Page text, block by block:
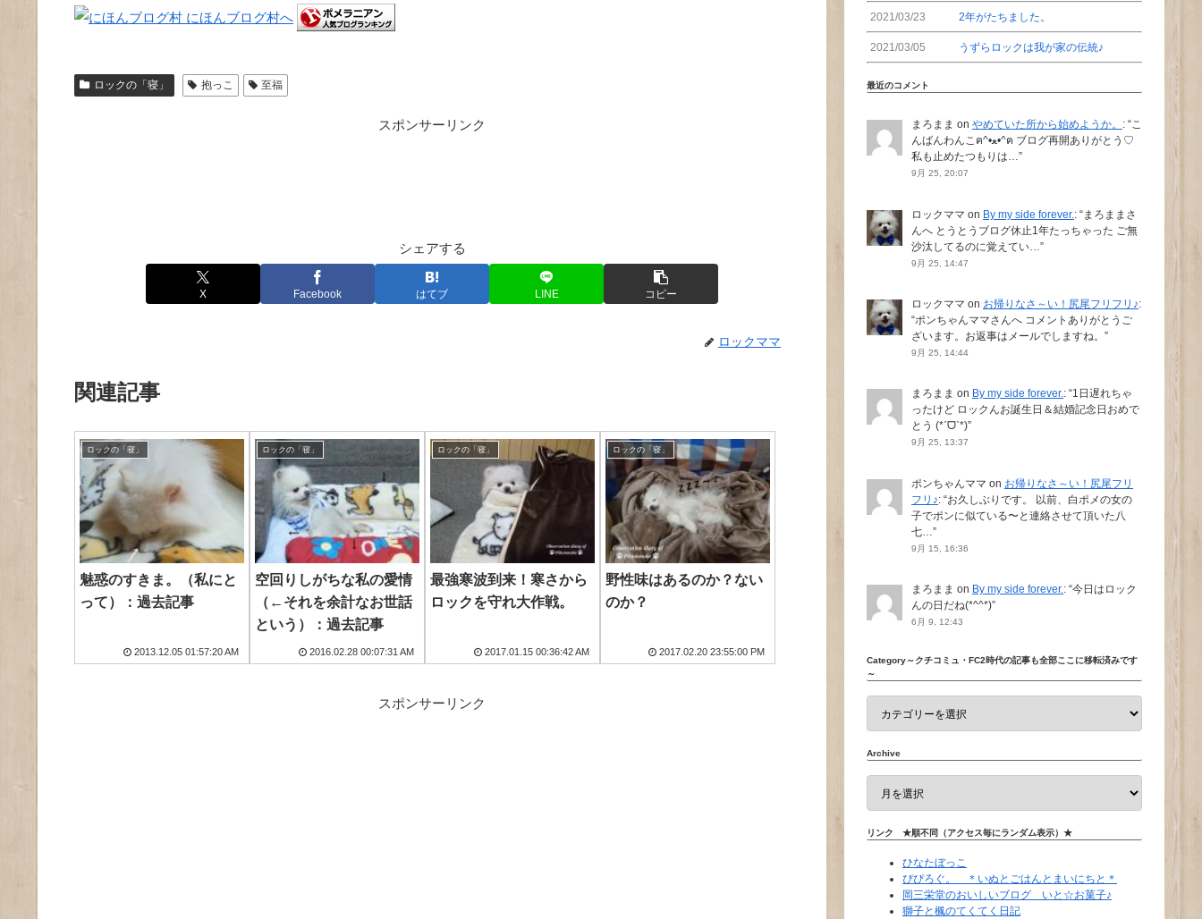
ロックの「寝」 抱っこ 至福
スポンサーリンク
シェアする
X Facebook はてブ LINE コピー
ロックママ
関連記事
ロックの「寝」
魅惑のすきま。（私にと
って）：過去記事
2013.12.05 01:57:20 AM
ロックの「寝」
空回りしがちな私の愛情
（←それを余計なお世話
という）：過去記事
2016.02.28 00:07:31 AM
ロックの「寝」
最強寒波到来！寒さから
ロックを守れ大作戦。
2017.01.15 00:36:42 AM
ロックの「寝」
野性味はあるのか？ない
のか？
2017.02.20 23:55:00 PM
スポンサーリンク
2021/03/23 2年がたちました。
2021/03/05 うずらロックは我が家の伝統♪
最近のコメント
まろまま on やめていた所から始めようか。 : “こ
んばんわんこฅ^•ﻌ•^ฅ ブログ再開ありがとう♡
私も止めたつもりは…”
9月 25, 20:07
ロックママ on By my side forever. : “まろままさ
んへ とうとうブログ休止1年たっちゃった ご無
沙汰してるのに覚えてい… ”
9月 25, 14:47
ロックママ on お帰りなさ～い！尻尾フリフリ♪:
“ポンちゃんママさんへ コメントありがとうご
ざいます。お返事はメールでしますね。 ”
9月 25, 14:44
まろまま on By my side forever.: “1日遅れちゃ
ったけど ロックんお誕生日＆結婚記念日おめで
とう (*ˊᗜˋ*)”
9月 25, 13:37
ポンちゃんママ on お帰りなさ～い！尻尾フリ
フリ♪: “お久しぶりです。 以前、白ポメの女の
子でポンに似ている〜と連絡させて頂いた八
七… ”
9月 15, 16:36
まろまま on By my side forever.: “今日はロック
んの日だね(*^^*)”
6月 9, 12:43
Category～クチコミュ・FC2時代の記事も全部ここに移転済みです
～
Archive
リンク ★順不同（アクセス毎にランダム表示）★
ひなたぼっこ
ぴぴろぐ。 ＊いぬとごはんとまいにちと＊
岡三栄堂のおいしいブログ いと☆お菓子♪
獅子と楓のてくてく日記